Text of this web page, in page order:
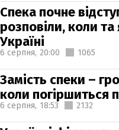
Спека почне
розповіли, коли та
Україні
6 серпня, 20:00 1065
Замість спеки –
коли погіршиться
6 серпня, 18:53 2132